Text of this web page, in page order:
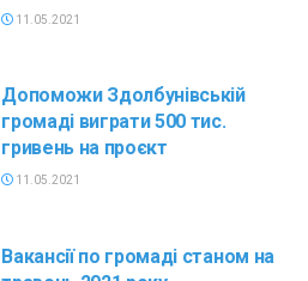
11.05.2021
Допоможи Здолбунівській
громаді виграти 500 тис.
гривень на проєкт
11.05.2021
Вакансії по громаді станом на